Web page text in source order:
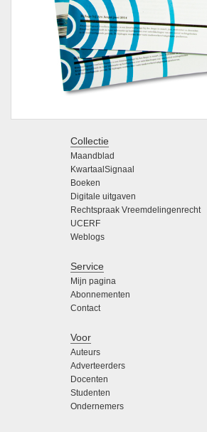
Collectie
Maandblad
KwartaalSignaal
Boeken
Digitale uitgaven
Rechtspraak Vreemdelingenrecht
UCERF
Weblogs
Service
Mijn pagina
Abonnementen
Contact
Voor
Auteurs
Adverteerders
Docenten
Studenten
Ondernemers